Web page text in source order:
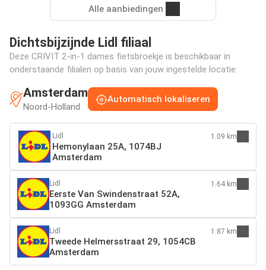
Alle aanbiedingen
Dichtsbijzijnde Lidl filiaal
Deze CRIVIT 2-in-1 dames fietsbroekje is beschikbaar in
onderstaande filialen op basis van jouw ingestelde locatie:
Amsterdam
Noord-Holland
Automatisch lokaliseren
Lidl
Hemonylaan 25A, 1074BJ
Amsterdam
1.09 km
Lidl
Eerste Van Swindenstraat 52A,
1093GG Amsterdam
1.64 km
Lidl
Tweede Helmersstraat 29, 1054CB
Amsterdam
1.87 km